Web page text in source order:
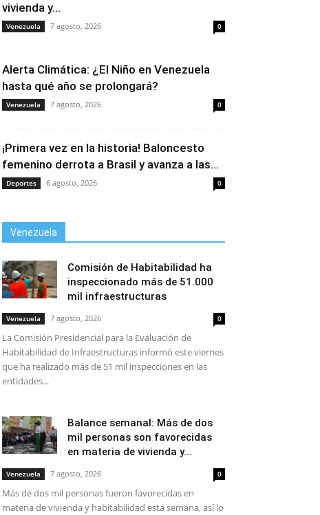
vivienda y...
Venezuela 7 agosto, 2026 0
Alerta Climática: ¿El Niño en Venezuela
hasta qué año se prolongará?
Venezuela 7 agosto, 2026 0
¡Primera vez en la historia! Baloncesto
femenino derrota a Brasil y avanza a las...
Deportes 6 agosto, 2026 0
Venezuela
Comisión de Habitabilidad ha
inspeccionado más de 51.000
mil infraestructuras
Venezuela 7 agosto, 2026 0
La Comisión Presidencial para la Evaluación de
Habitabilidad de Infraestructuras informó este viernes
que ha realizado más de 51 mil inspecciones en las
entidades...
Balance semanal: Más de dos
mil personas son favorecidas
en materia de vivienda y...
Venezuela 7 agosto, 2026 0
Más de dos mil personas fueron favorecidas en
materia de vivienda y habitabilidad esta semana, así lo